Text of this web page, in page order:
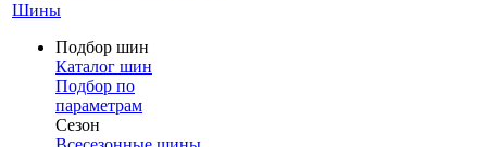
Шины
Подбор шин
Каталог шин
Подбор по
параметрам
Сезон